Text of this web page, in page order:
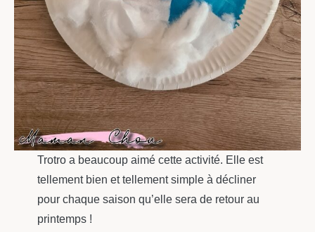
Trotro a beaucoup aimé cette activité. Elle est
tellement bien et tellement simple à décliner
pour chaque saison qu’elle sera de retour au
printemps !